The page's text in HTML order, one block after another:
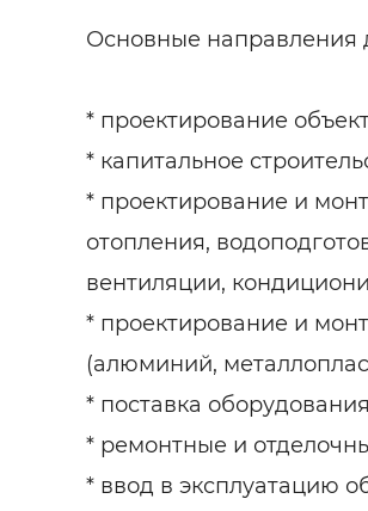
Основные направления
* проектирование
* капитальное
* проектирование и
отопления,
вентиляции,
* проектирование и
(алюминий,
* поставка
* ремонтные и
* ввод в эксплуатацию